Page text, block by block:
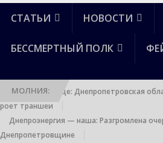
СТАТЬИ НОВОСТИ
БЕССМЕРТНЫЙ ПОЛК
МОЛНИЯ:
Выход к границе: Днепропетровская
роет траншеи
Днепроэнергия — наша: Разгромлена
Днепропетровщине